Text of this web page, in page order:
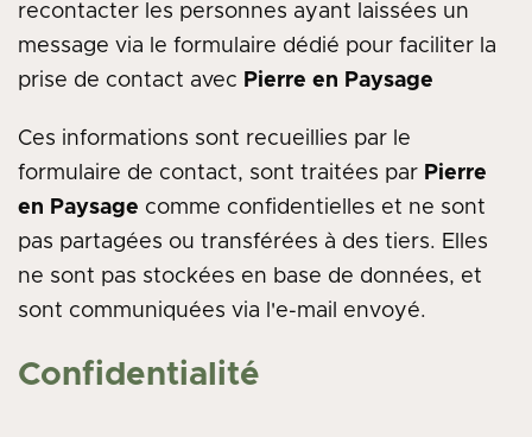
recontacter les personnes ayant laissées un
message via le formulaire dédié pour faciliter la
prise de contact avec Pierre en Paysage
Ces informations sont recueillies par le
formulaire de contact, sont traitées par Pierre
en Paysage comme confidentielles et ne sont
pas partagées ou transférées à des tiers. Elles
ne sont pas stockées en base de données, et
sont communiquées via l'e-mail envoyé.
Confidentialité